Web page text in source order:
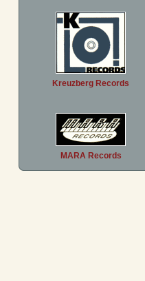
Kreuzberg Records
MARA Records